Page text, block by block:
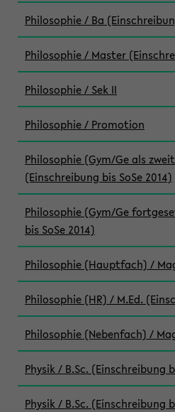
Philosophie / Ba
Philosophie / Master
Philosophie / Sek II
Philosophie / Promotion
Philosophie (Gym/Ge als
(Einschreibung bis SoSe 2014)
Philosophie (Gym/Ge
bis SoSe 2014)
Philosophie (Hauptfach) /
Philosophie (HR) / M.Ed.
Philosophie (Nebenfach) /
Physik / B.Sc. (Einschreibung
Physik / B.Sc. (Einschreibung